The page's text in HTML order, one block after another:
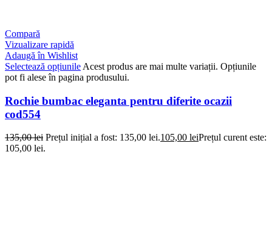
Compară
Vizualizare rapidă
Adaugă în Wishlist
Selectează opțiunile Acest produs are mai multe variații. Opțiunile
pot fi alese în pagina produsului.
Rochie bumbac eleganta pentru diferite ocazii
cod554
135,00lei Prețul inițial a fost: 135,00 lei.105,00 leiPrețul curent este:
105,00 lei.